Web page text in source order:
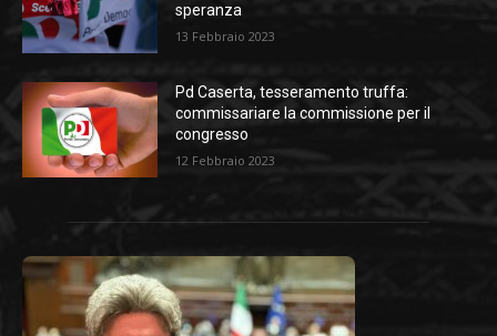
speranza
13 Febbraio 2023
Pd Caserta, tesseramento truffa:
commissariare la commissione per il
congresso
12 Febbraio 2023